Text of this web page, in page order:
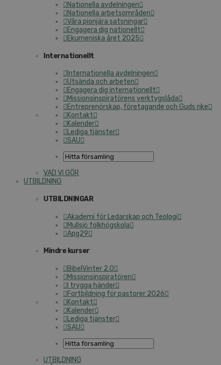
Nationella avdelningen
Nationella arbetsområden
Våra pionjära satsningar
Engagera dig nationellt
Ekumeniska året 2025
Internationellt
Internationella avdelningen
Utsända och arbeten
Engagera dig internationellt
Missionsinspiratörens verktygslåda
Entreprenörskap, företagande och Guds rike
Kontakt
Kalender
Lediga tjänster
SAU
VAD VI GÖR
UTBILDNING
UTBILDNINGAR
Akademi för Ledarskap och Teologi
Mullsjö folkhögskola
Apg29
Mindre kurser
BibelVinter 2.0
Missionsinspiratören
I trygga händer
Fortbildning för pastorer 2026
Kontakt
Kalender
Lediga tjänster
SAU
UTBILDNING